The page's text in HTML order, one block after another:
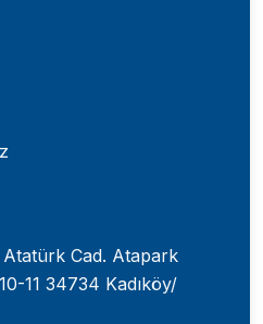
Atatürk Cad. Atapark
11 34734 Kadıköy/